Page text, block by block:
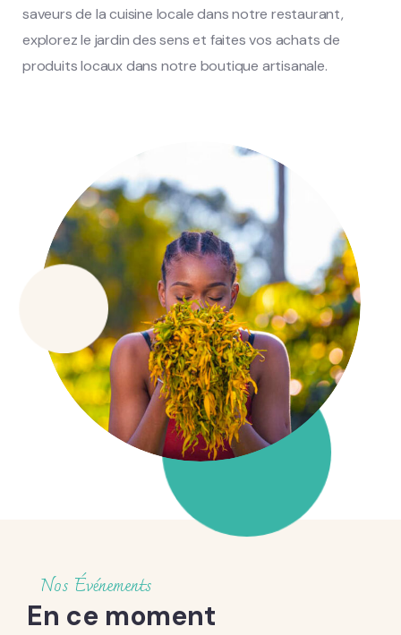
saveurs de la cuisine locale dans notre restaurant,
explorez le jardin des sens et faites vos achats de
produits locaux dans notre boutique artisanale.
Nos Événements
En ce moment